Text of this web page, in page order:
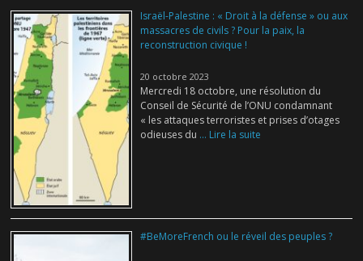
Israël-Palestine : « Droit à la défense » ou aux
massacres de civils ? Pour la paix, la
reconstruction civique !
20 octobre 2023
Mercredi 18 octobre, une résolution du
Conseil de Sécurité de l’ONU condamnant
« les attaques terroristes et prises d’otages
odieuses du ... Lire la suite
#BeMoreFrench ou le réveil des peuples ?